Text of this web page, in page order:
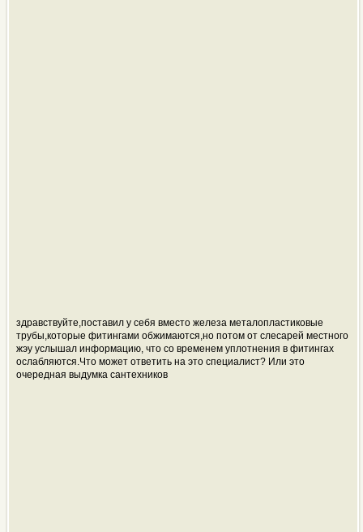
здравствуйте,поставил у себя вместо железа металопластиковые
трубы,которые фитингами обжимаются,но потом от слесарей местного
жэу услышал информацию, что со временем уплотнения в фитингах
ослабляются.Что может ответить на это специалист? Или это
очередная выдумка сантехников